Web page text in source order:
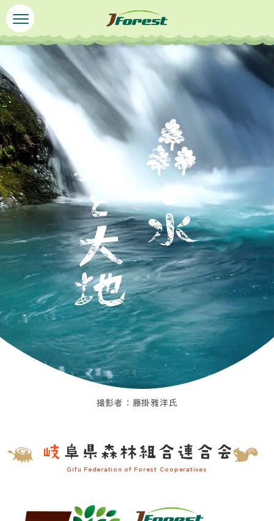
ペ
ー
ジ
先
頭
で
す
。
メ
ニ
ュ
を
飛
ば
し
て
本
文
へ
本
撮影者：藤掛雅洋氏
Gifu Federation of Forest Cooperatives